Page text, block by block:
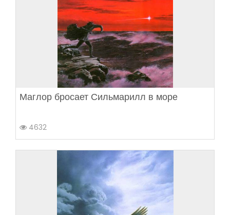
Маглор бросает Сильмарилл в море
4632